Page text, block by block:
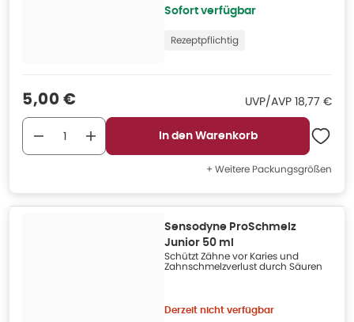
Sofort verfügbar
Rezeptpflichtig
Verkaufspreis
5,00 € UVP/AVP UVP/AVP
18,77 €
In den Warenkorb
+ Weitere Packungsgrößen
Sensodyne ProSchmelz
Junior 50 ml
Schützt Zähne vor Karies und
Zahnschmelzverlust durch Säuren
Derzeit nicht verfügbar